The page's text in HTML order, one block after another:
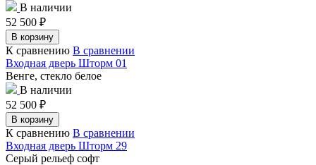
В наличии
52 500 ₽
В корзину
К сравнению В сравнении
Входная дверь Шторм 01
Венге, стекло белое
В наличии
52 500 ₽
В корзину
К сравнению В сравнении
Входная дверь Шторм 29
Серый рельеф софт